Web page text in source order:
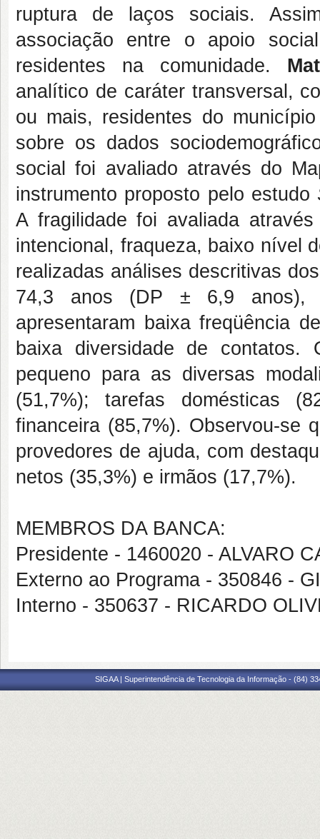
ruptura de laços sociais.
associação entre o apoio
residentes na comunidade.
analítico de caráter transversal,
ou mais, residentes do
sobre os dados
social foi avaliado através do
instrumento proposto pelo estudo
A fragilidade foi avaliada
intencional, fraqueza, baixo nível
realizadas análises descritivas
74,3 anos (DP ± 6,9 anos),
apresentaram baixa freqüência
baixa diversidade de
pequeno para as diversas
(51,7%); tarefas domésticas
financeira (85,7%). Observou-se
provedores de ajuda, com
netos (35,3%) e irmãos (17,7%).
MEMBROS DA BANCA:
Presidente - 1460020 - ALVARO
Externo ao Programa - 350846 -
Interno - 350637 - RICARDO
SIGAA | Superintendência de Tecnologia da Informação - (84)